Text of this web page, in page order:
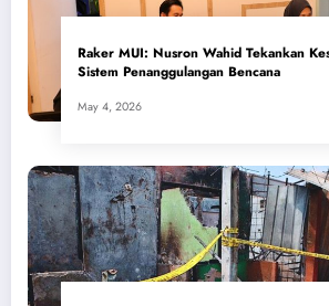
​Raker MUI: Nusron Wahid Tekankan
Sistem Penanggulangan Bencana
May 4, 2026